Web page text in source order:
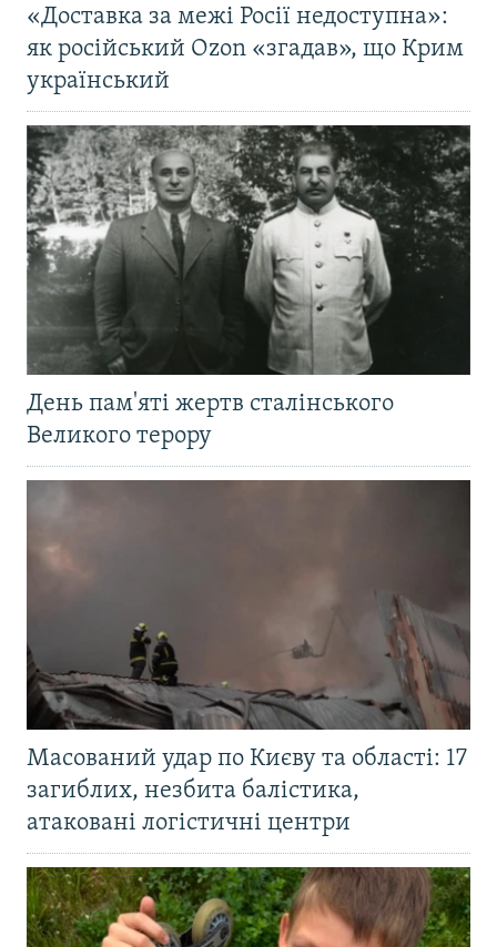
«Доставка за межі Росії недоступна»:
як російський Ozon «згадав», що Крим
український
День пам'яті жертв сталінського
Великого терору
Масований удар по Києву та області: 17
загиблих, незбита балістика,
атаковані логістичні центри